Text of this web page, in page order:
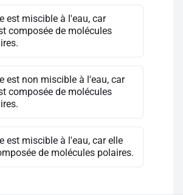
est miscible à l'eau, car
composée de molécules
est non miscible à l'eau, car
composée de molécules
est miscible à l'eau, car elle
de molécules polaires.